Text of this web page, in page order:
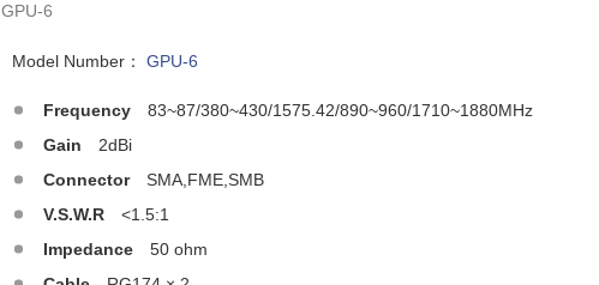
GPU-6
Model Number： GPU-6
Frequency
83~87/380~430/1575.42/890~960/1710~1880MHz
Gain
2dBi
Connector
SMA,FME,SMB
V.S.W.R
<1.5:1
Impedance
50 ohm